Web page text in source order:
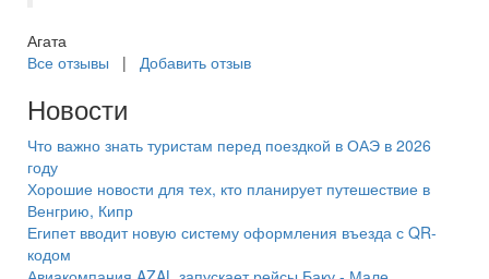
Агата
Все отзывы | Добавить отзыв
Новости
Что важно знать туристам перед поездкой в ОАЭ в 2026
году
Хорошие новости для тех, кто планирует путешествие в
Венгрию, Кипр
Египет вводит новую систему оформления въезда с QR-
кодом